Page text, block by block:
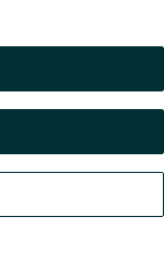
Chat Conta